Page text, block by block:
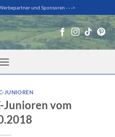
und Sponsoren - - ->
JUNIOREN
Junioren vom